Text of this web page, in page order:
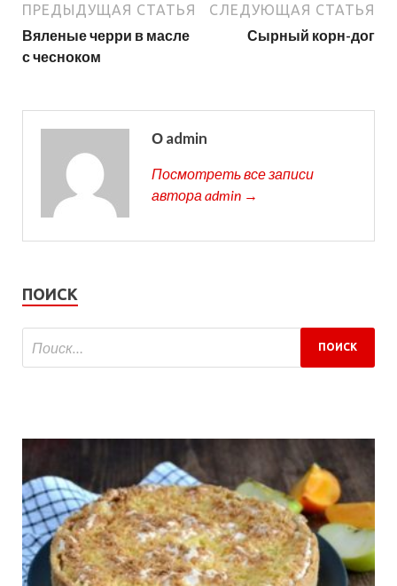
ПРЕДЫДУЩАЯ СТАТЬЯ
Вяленые черри в масле
с чесноком
СЛЕДУЮЩАЯ СТАТЬЯ
Сырный корн-дог
О admin
Посмотреть все записи
автора admin →
ПОИСК